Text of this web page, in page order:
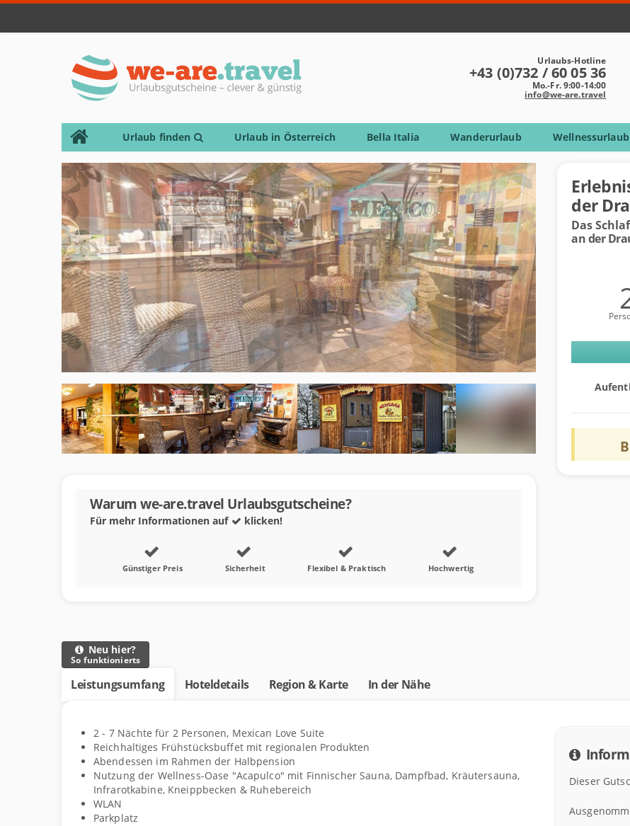
Urlaubs-Hotline
+43 (0)732 / 60 05 36
Mo.-Fr. 9:00-14:00
info@we-are.travel
Urlaub finden Urlaub in Österreich Bella Italia Wanderurlaub Wellnessurlaub
Warum we-are.travel Urlaubsgutscheine?
Für mehr Informationen auf klicken!
Günstiger Preis Sicherheit Flexibel & Praktisch Hochwertig
der
Das
an der
Neu hier?
So funktionierts
Leistungsumfang Hoteldetails Region & Karte In der Nähe
Leistungsumfang
2 - 7 Nächte für 2 Personen, Mexican Love Suite
Reichhaltiges Frühstücksbuffet mit regionalen Produkten
Abendessen im Rahmen der Halbpension
Nutzung der Wellness-Oase "Acapulco" mit Finnischer Sauna, Dampfbad, Kräutersauna,
Infrarotkabine, Kneippbecken & Ruhebereich
WLAN
Parkplatz
Dieser